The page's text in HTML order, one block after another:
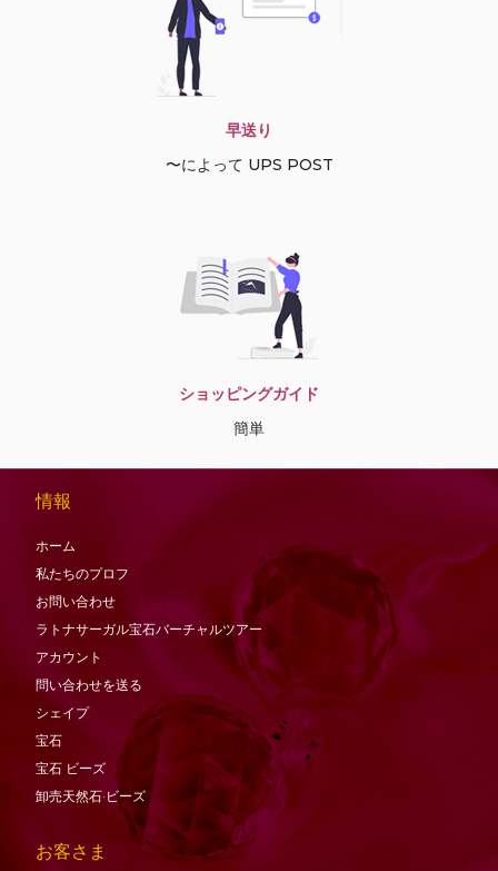
早送り
〜によって UPS POST
ショッピングガイド
簡単
情報
ホーム
私たちのプロフ
お問い合わせ
ラトナサーガル宝石バーチャ​​ルツアー
アカウント
問い合わせを送る
シェイプ
宝石
宝石 ビーズ
卸売天然石·ビーズ
お客さま